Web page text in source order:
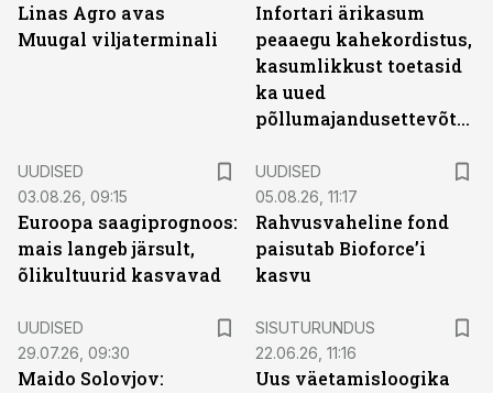
Linas Agro avas
Muugal viljaterminali
Infortari ärikasum
peaaegu kahekordistus,
kasumlikkust toetasid
ka uued
põllumajandusettevõtted
UUDISED
03.08.26, 09:15
Euroopa saagiprognoos:
mais langeb järsult,
õlikultuurid kasvavad
UUDISED
05.08.26, 11:17
Rahvusvaheline fond
paisutab Bioforce’i
kasvu
UUDISED
29.07.26, 09:30
Maido Solovjov:
SISUTURUNDUS
22.06.26, 11:16
Uus väetamisloogika